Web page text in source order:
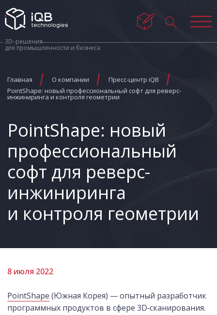
3D–решения
для промышленности и бизнеса
Главная О компании
Пресс-центр iQB
PointShape: новый профессиональный софт для реверс-
инжиниринга и контроля геометрии
PointShape: новый
профессиональный
софт для реверс-
инжиниринга
и контроля геометрии
8 июля 2022
PointShape (Южная Корея) — опытный разработчик
программных продуктов в сфере 3D‑сканирования.